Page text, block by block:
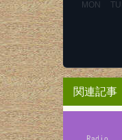
MON
関連記事